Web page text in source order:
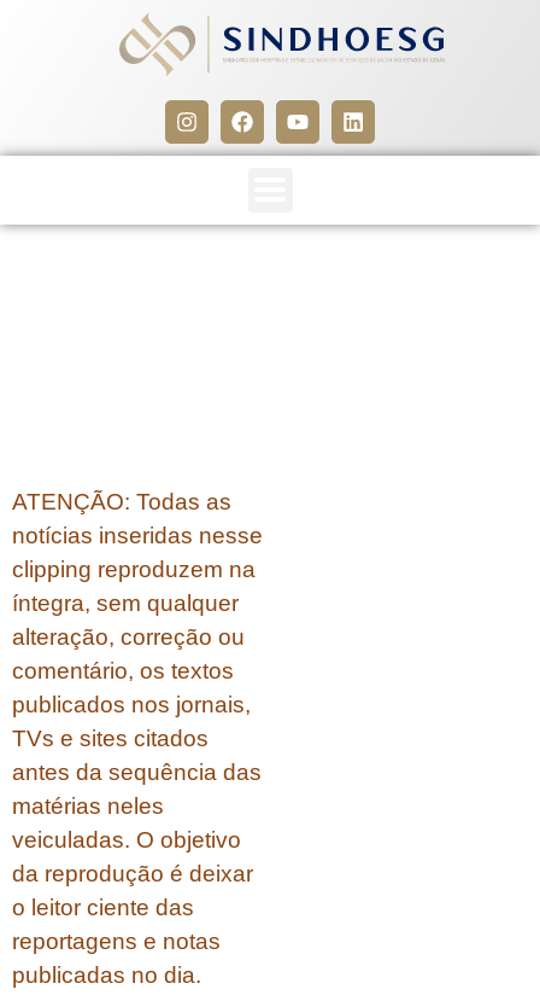
ATENÇÃO: Todas as
notícias inseridas nesse
clipping reproduzem na
íntegra, sem qualquer
alteração, correção ou
comentário, os textos
publicados nos jornais,
TVs e sites citados
antes da sequência das
matérias neles
veiculadas. O objetivo
da reprodução é deixar
o leitor ciente das
reportagens e notas
publicadas no dia.